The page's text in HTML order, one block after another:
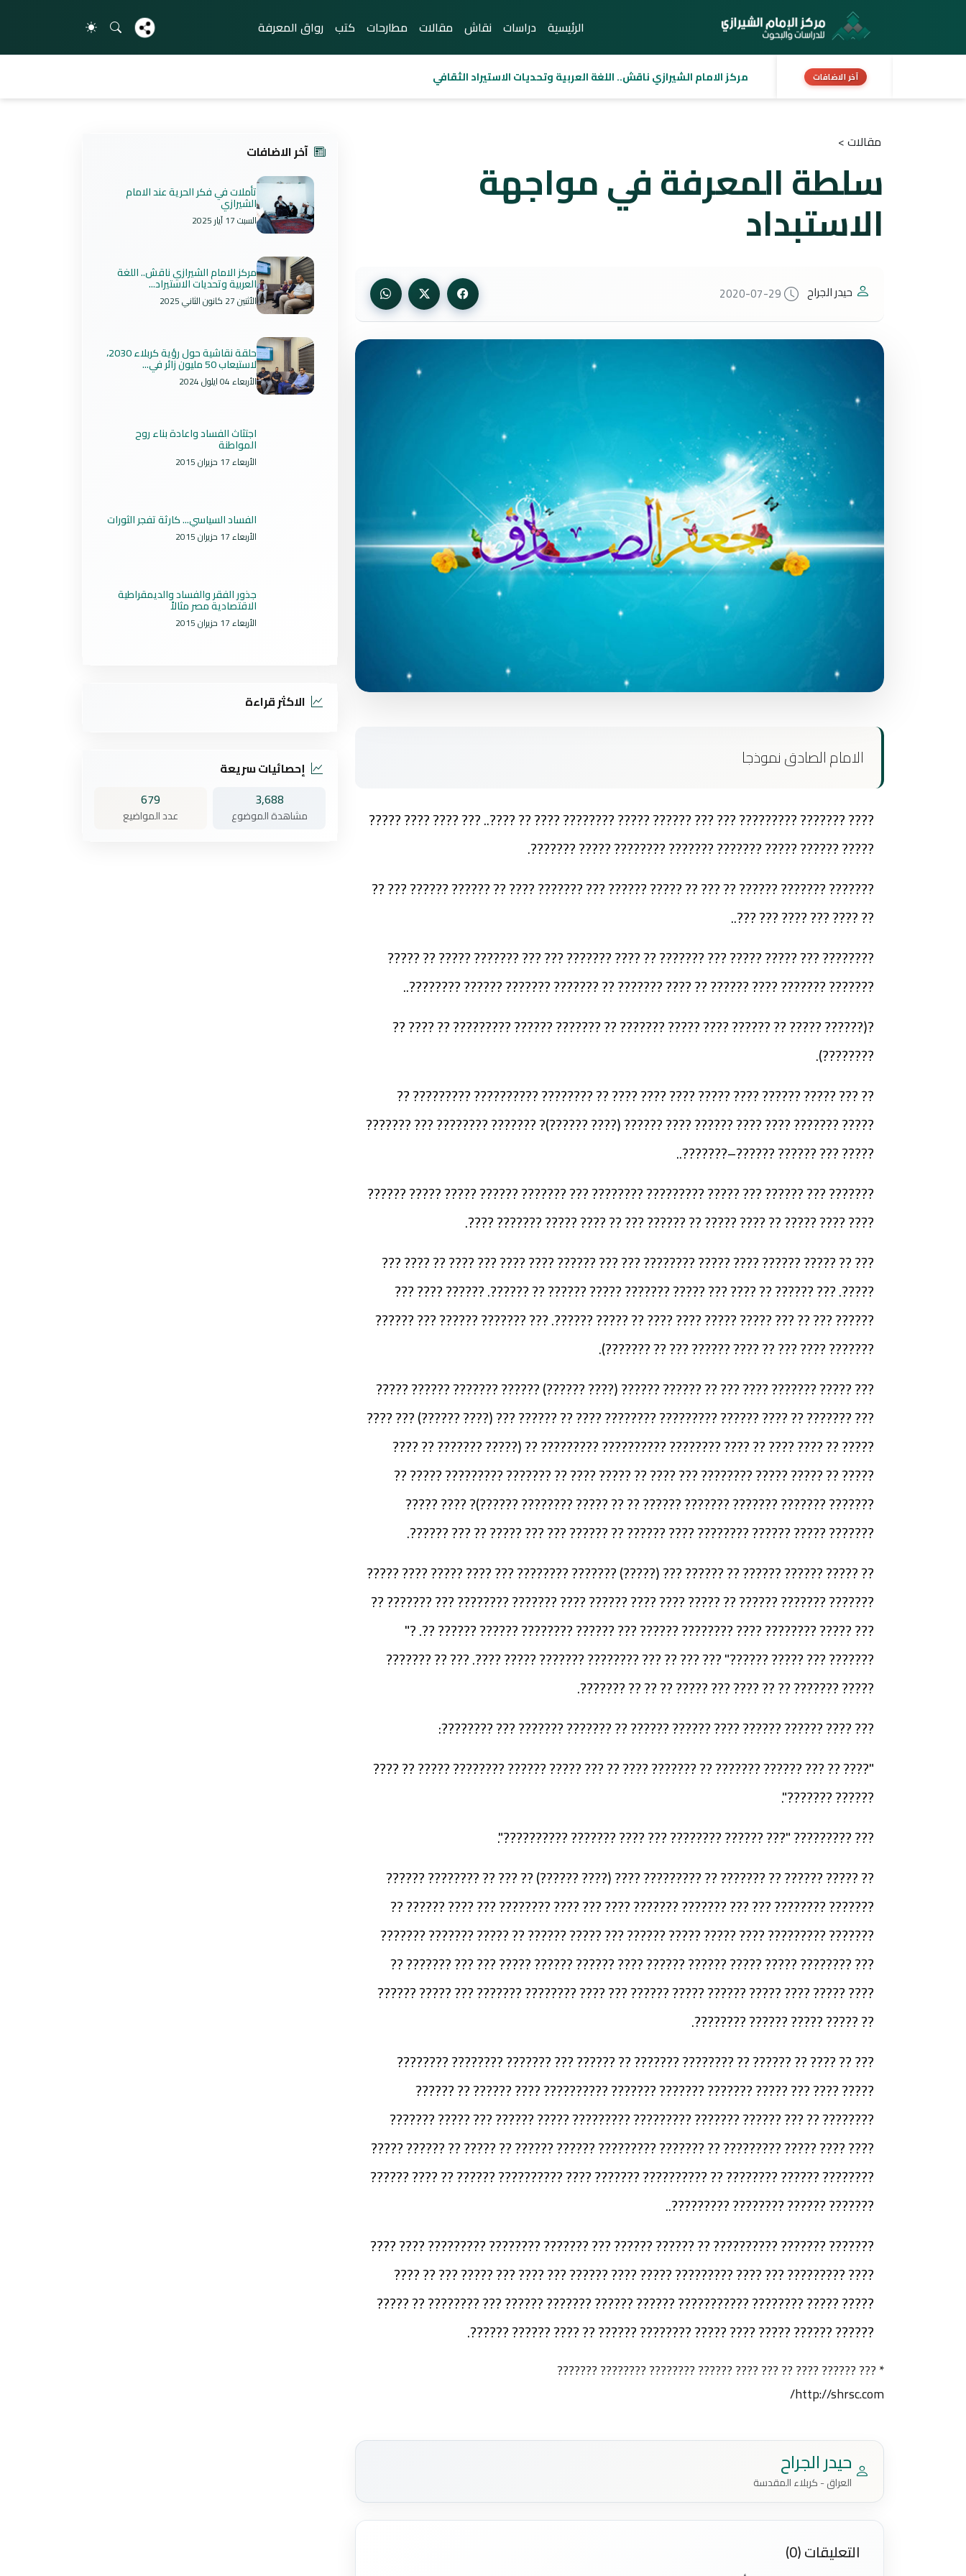
الرئيسية دراسات نقاش مقالات مطارحات كتب رواق المعرفة
آخر الاضافات مركز الامام الشيرازي ناقش.. اللغة العربية وتحديات الاستيراد الثقافي
مقالات >
سلطة المعرفة في مواجهة
الاستبداد
حيدر الجراح 2020-07-29
الامام الصادق نموذجا
???? ??????? ????????? ??? ??? ?????? ????? ???????? ???? ?? ????.. ??? ???? ???? ?????
????? ?????? ????? ??????? ??????? ???????? ????? ???????.
??????? ??????? ?????? ?? ??? ?? ????? ?????? ??? ??????? ???? ?? ?????? ?????? ??? ??
?? ???? ??? ???? ??? ???..
???????? ??? ????? ????? ??? ??????? ?? ???? ??????? ??? ??? ??????? ????? ?? ?????
??????? ??????? ???? ?????? ?? ???? ??????? ?? ??????? ??????? ?????? ????????..
?(?????? ????? ?? ?????? ???? ????? ??????? ?? ??????? ?????? ????????? ?? ???? ??
????????).
?? ??? ????? ?????? ???? ????? ???? ???? ???? ?? ???????? ?????????? ????????? ??
????? ??????? ???? ???? ?????? ???? ?????? (???? ??????)? ??????? ???????? ??? ???????
????? ??? ?????? ??????–???????..
??????? ??? ?????? ??? ????? ????????? ???????? ??? ??????? ?????? ????? ????? ??????
???? ???? ????? ?? ???? ????? ?? ?????? ??? ?? ???? ????? ??????? ????.
??? ?? ????? ?????? ???? ????? ???????? ??? ??? ?????? ???? ???? ??? ???? ?? ???? ???
?????. ??? ?????? ?? ???? ??? ????? ??????? ????? ?????? ?? ??????. ?????? ???? ???
?????? ??? ?? ??? ????? ????? ???? ???? ?? ????? ??????. ??? ??????? ?????? ??? ??????
??????? ???? ??? ?? ???? ?????? ??? ?? ???????).
??? ????? ??????? ???? ??? ?? ?????? ?????? (???? ??????) ?????? ??????? ?????? ?????
??? ??????? ?? ???? ?????? ????????? ???????? ???? ?? ?????? ??? (???? ??????) ??? ????
????? ?? ???? ???? ?? ???? ???????? ?????????? ????????? ?? (????? ??????? ?? ????
????? ?? ????? ????? ???????? ??? ???? ?? ????? ???? ?? ??????? ????????? ????? ??
??????? ??????? ??????? ??????? ?????? ?? ?? ????? ???????? ??????)? ???? ?????
??????? ????? ?????? ???????? ???? ?????? ?? ?????? ??? ??? ????? ?? ??? ??????.
?? ????? ?????? ?????? ?? ?????? ??? (?????) ??????? ???????? ??? ???? ????? ???? ?????
??????? ??????? ?????? ?? ????? ???? ???? ?????? ???? ??????? ???????? ??? ??????? ??
??? ????? ???????? ???? ???????? ?????? ??? ?????? ???????? ?????? ?????? ??. ?"
??????? ??? ????? ??????" ??? ??? ?? ??? ???????? ??????? ????? ????. ??? ?? ???????
????? ??????? ?? ?? ???? ??? ????? ?? ?? ?? ???????.
??? ???? ?????? ?????? ???? ?????? ?????? ?? ??????? ??????? ??? ????????:
"???? ?? ??? ?????? ??????? ?? ??????? ???? ?? ??? ????? ?????? ???????? ????? ?? ????
?????? ???????".
??? ????????? "??? ?????? ???????? ??? ???? ??????? ??????????".
?? ????? ?????? ?? ??????? ?? ????????? ???? (???? ??????) ?? ??? ?? ???????? ??????
??????? ???????? ??? ??? ??????? ??????? ???? ??? ???? ???????? ??? ???? ?????? ??
??????? ????????? ???? ????? ????? ?????? ??? ????? ?????? ?? ????? ??????? ???????
??? ???????? ????? ????? ?????? ?????? ???? ?????? ?????? ????? ??? ??? ??????? ??
???? ????? ???? ????? ?????? ????? ?????? ??? ???? ???????? ??????? ??? ????? ??????
?? ????? ????? ?????? ????????.
??? ?? ???? ?? ?????? ?? ???????? ??????? ?? ?????? ??? ??????? ???????? ????????
????? ???? ??? ????? ??????? ??????? ??????? ?????????? ???? ?????? ?? ??????
???????? ?? ??? ?????? ??????? ????????? ????????? ????? ?????? ??? ????? ???????
???? ???? ????? ????????? ?? ??????? ????????? ?????? ?????? ?? ????? ?? ?????? ?????
???????? ?????? ???????? ?? ?????????? ??????? ???? ?????????? ?????? ?? ???? ??????
??????? ?????? ???????? ?????????..
??????? ??????? ?????????? ?? ?????? ?????? ??? ??????? ???????? ????????? ???? ????
???? ????????? ??? ???? ????????? ????? ???? ?????? ??? ???? ??? ????? ??? ?? ????
????? ????? ???????? ??????????? ?????? ?????? ??????? ?????? ??? ???????? ?? ?????
?????? ?????? ????? ???? ????? ???????? ?????? ?? ???? ?????? ??????.
* ??? ?????? ???? ?? ??? ???? ?????? ???????? ???????? ???????
http://shrsc.com/
حيدر الجراح
العراق - كربلاء المقدسة
التعليقات (0)
آخر الاضافات
تأملات في فكر الحرية عند الامام
الشيرازي
السبت 17 آيار 2025
مركز الامام الشيرازي ناقش.. اللغة
العربية وتحديات الاستيراد...
الأثنين 27 كانون الثاني 2025
حلقة نقاشية حول رؤية كربلاء 2030،
لاستيعاب 50 مليون زائر في...
الأربعاء 04 ايلول 2024
اجتثاث الفساد واعادة بناء روح
المواطنة
الأربعاء 17 حزيران 2015
الفساد السياسي... كارثة تفجر الثورات
الأربعاء 17 حزيران 2015
جذور الفقر والفساد والديمقراطية
الاقتصادية مصر مثالاً
الأربعاء 17 حزيران 2015
الاكثر قراءة
إحصائيات سريعة
3,688
مشاهدة الموضوع
679
عدد المواضيع